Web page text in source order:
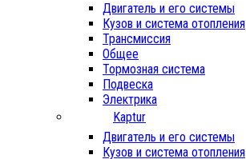
Двигатель и его системы
Кузов и система отопления
Трансмиссия
Общее
Тормозная система
Подвеска
Электрика
Kaptur
Двигатель и его системы
Кузов и система отопления